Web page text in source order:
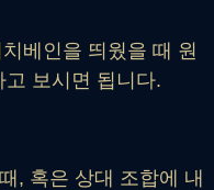
베인을 띄웠을 때 원
보시면 됩니다.
, 혹은 상대 조합에 내